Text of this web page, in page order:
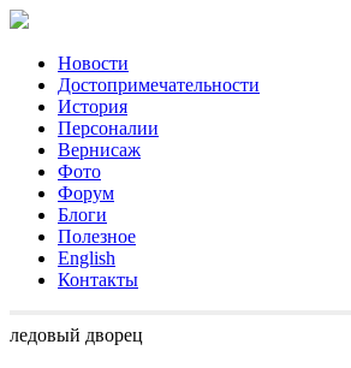
Новости
Достопримечательности
История
Персоналии
Вернисаж
Фото
Форум
Блоги
Полезное
English
Контакты
ледовый дворец